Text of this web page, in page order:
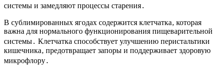
системы и замедляют процессы старения․
В сублимированных ягодах содержится клетчатка‚ которая
важна для нормального функционирования пищеварительной
системы․ Клетчатка способствует улучшению перистальтики
кишечника‚ предотвращает запоры и поддерживает здоровую
микрофлору․